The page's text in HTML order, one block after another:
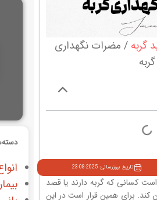
گربه مضرات نگهداری
گربه
تاریخ بروزرسانی: 2025-08-23
کسانی که گربه دارند یا قصد
کند. برای همین قرار است در این